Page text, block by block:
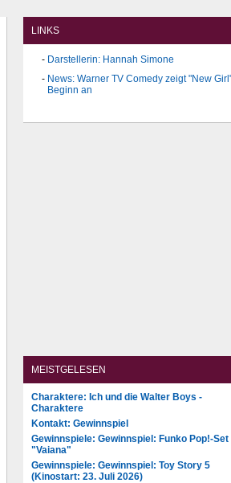
LINKS
Darstellerin: Hannah Simone
News: Warner TV Comedy zeigt "New
Beginn an
MEISTGELESEN
Charaktere: Ich und die Walter Boys -
Charaktere
Kontakt: Gewinnspiel
Gewinnspiele: Gewinnspiel: Funko Pop!-Set
"Vaiana"
Gewinnspiele: Gewinnspiel: Toy Story 5
(Kinostart: 23. Juli 2026)